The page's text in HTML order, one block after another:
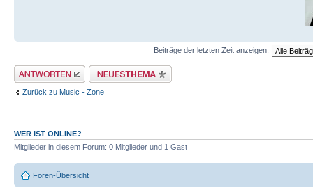
Beiträge der letzten Zeit anzeigen:
Antwort erstellen Neues Thema erstellen
Zurück zu Music - Zone
WER IST ONLINE?
Mitglieder in diesem Forum: 0 Mitglieder und 1 Gast
Foren-Übersicht